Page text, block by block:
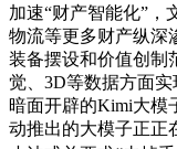
加速“财产智能化”，
物流等更多财产纵深
装备摆设和价值创制
觉、3D等数据方面
暗面开辟的Kimi大模
动推出的大模子正正